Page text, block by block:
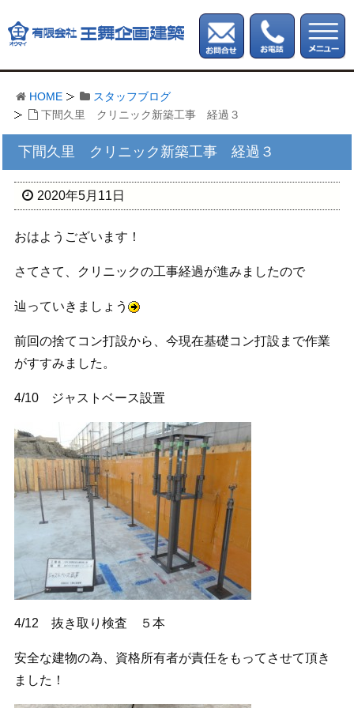
HOME
スタッフブログ
下間久里 クリニック新築工事 経過３
下間久里 クリニック新築工事 経過３
2020年5月11日
おはようございます！
さてさて、クリニックの工事経過が進みましたので
辿っていきましょう
前回の捨てコン打設から、今現在基礎コン打設まで作業
がすすみました。
4/10 ジャストベース設置
4/12 抜き取り検査 ５本
安全な建物の為、資格所有者が責任をもってさせて頂き
ました！